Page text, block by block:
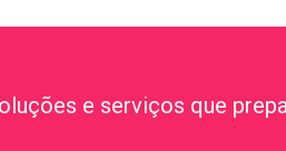
e serviços que